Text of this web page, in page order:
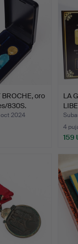
BROCHE, oro
830S.
oct 2024
LA
DE
4
159